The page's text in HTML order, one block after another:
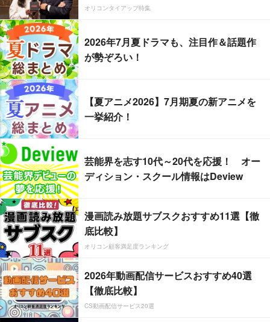
オリコンタイアップ特集
2026年7月夏ドラマも、注目作＆話題作
が勢ぞろい！
【夏アニメ2026】7月期夏の新アニメを
一挙紹介！
芸能界を志す10代～20代を応援！ オー
ディション・スクール情報はDeview
漫画読み放題サブスクおすすめ11選【徹
底比較】
オリコン顧客満足度ランキング
2026年動画配信サービスおすすめ40選
【徹底比較】
CS動画配信サービス20選